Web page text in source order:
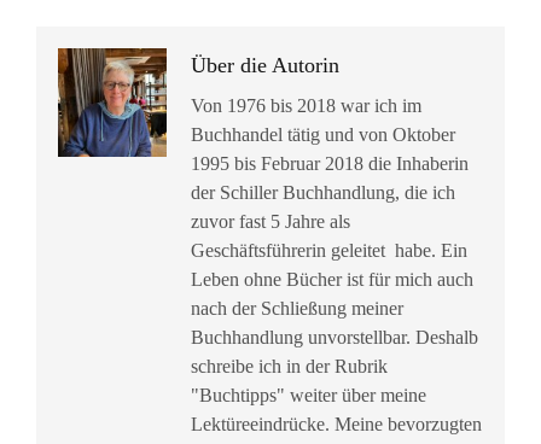
Über die Autorin
Von 1976 bis 2018 war ich im
Buchhandel tätig und von Oktober
1995 bis Februar 2018 die Inhaberin
der Schiller Buchhandlung, die ich
zuvor fast 5 Jahre als
Geschäftsführerin geleitet habe. Ein
Leben ohne Bücher ist für mich auch
nach der Schließung meiner
Buchhandlung unvorstellbar. Deshalb
schreibe ich in der Rubrik
"Buchtipps" weiter über meine
Lektüreeindrücke. Meine bevorzugten